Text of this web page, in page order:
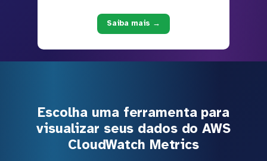
Saiba mais →
Escolha uma ferramenta para
visualizar seus dados do AWS
CloudWatch Metrics